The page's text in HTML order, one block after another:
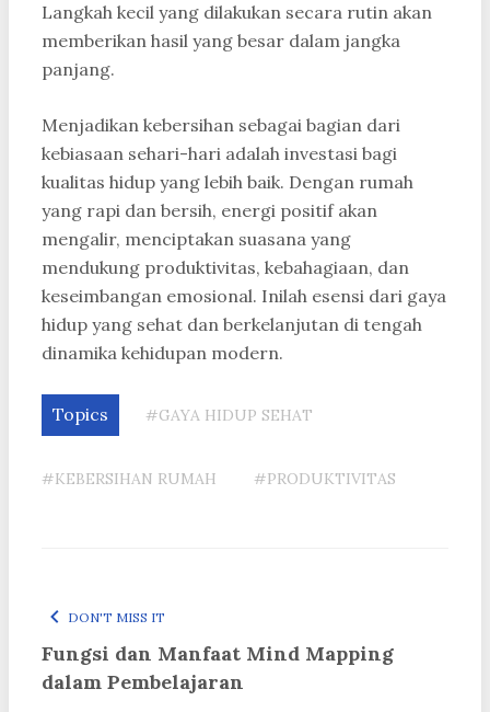
Langkah kecil yang dilakukan secara rutin akan
memberikan hasil yang besar dalam jangka
panjang.
Menjadikan kebersihan sebagai bagian dari
kebiasaan sehari-hari adalah investasi bagi
kualitas hidup yang lebih baik. Dengan rumah
yang rapi dan bersih, energi positif akan
mengalir, menciptakan suasana yang
mendukung produktivitas, kebahagiaan, dan
keseimbangan emosional. Inilah esensi dari gaya
hidup yang sehat dan berkelanjutan di tengah
dinamika kehidupan modern.
Topics #GAYA HIDUP SEHAT
#KEBERSIHAN RUMAH #PRODUKTIVITAS
DON'T MISS IT
Fungsi dan Manfaat Mind Mapping
dalam Pembelajaran